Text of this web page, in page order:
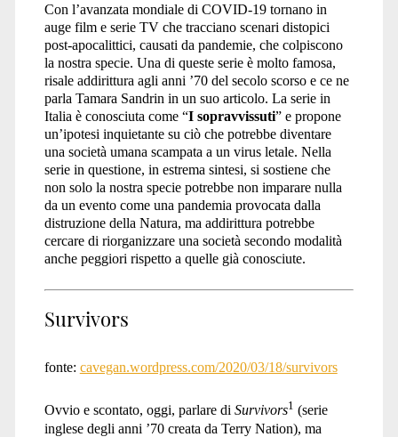
Con l’avanzata mondiale di COVID-19 tornano in
auge film e serie TV che tracciano scenari distopici
post-apocalittici, causati da pandemie, che colpiscono
la nostra specie. Una di queste serie è molto famosa,
risale addirittura agli anni ’70 del secolo scorso e ce ne
parla Tamara Sandrin in un suo articolo. La serie in
Italia è conosciuta come “I sopravvissuti” e propone
un’ipotesi inquietante su ciò che potrebbe diventare
una società umana scampata a un virus letale. Nella
serie in questione, in estrema sintesi, si sostiene che
non solo la nostra specie potrebbe non imparare nulla
da un evento come una pandemia provocata dalla
distruzione della Natura, ma addirittura potrebbe
cercare di riorganizzare una società secondo modalità
anche peggiori rispetto a quelle già conosciute.
Survivors
fonte: cavegan.wordpress.com/2020/03/18/survivors
Ovvio e scontato, oggi, parlare di Survivors1 (serie
inglese degli anni ’70 creata da Terry Nation), ma